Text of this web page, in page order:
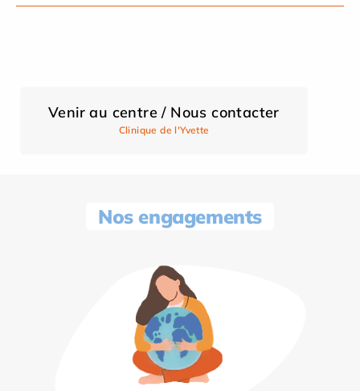
Venir au centre / Nous contacter
Clinique de l'Yvette
Nos engagements